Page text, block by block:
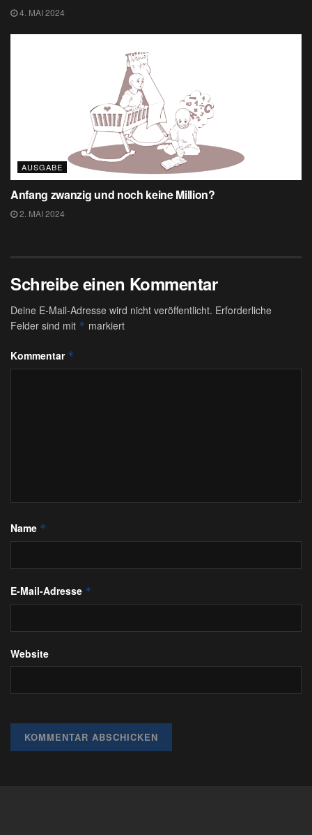
4. MAI 2024
AUSGABE
Anfang zwanzig und noch keine Million?
2. MAI 2024
Schreibe einen Kommentar
Deine E-Mail-Adresse wird nicht veröffentlicht. Erforderliche
Felder sind mit * markiert
Kommentar *
Name *
E-Mail-Adresse *
Website